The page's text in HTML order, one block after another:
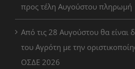
προς τέλη Αυγούστου πληρωμή
Από τις 28 Αυγούστου θα είναι
του Αγρότη με την
ΟΣΔΕ 2026